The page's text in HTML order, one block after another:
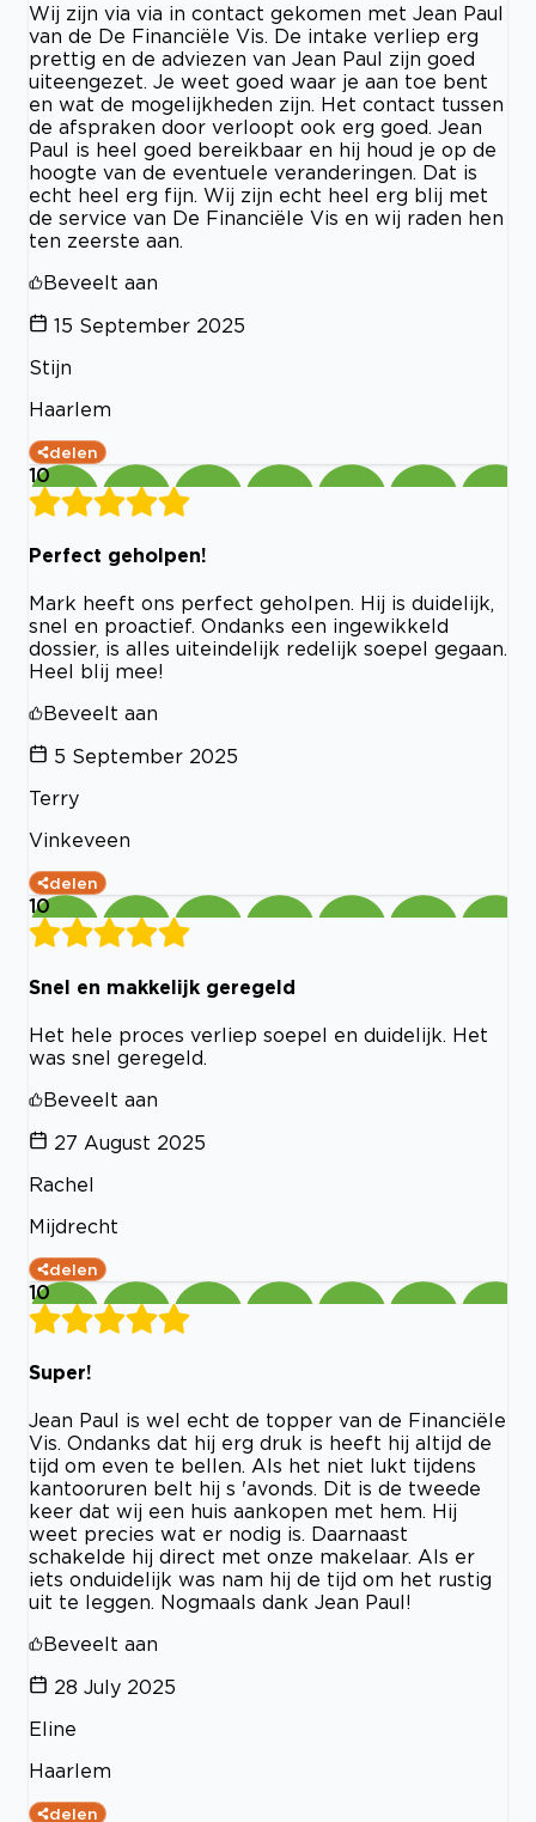
Wij zijn via via in contact gekomen met Jean Paul
van de De Financiële Vis. De intake verliep erg
prettig en de adviezen van Jean Paul zijn goed
uiteengezet. Je weet goed waar je aan toe bent
en wat de mogelijkheden zijn. Het contact tussen
de afspraken door verloopt ook erg goed. Jean
Paul is heel goed bereikbaar en hij houd je op de
hoogte van de eventuele veranderingen. Dat is
echt heel erg fijn. Wij zijn echt heel erg blij met
de service van De Financiële Vis en wij raden hen
ten zeerste aan.
Beveelt aan
15 September 2025
Stijn
Haarlem
delen
10
Perfect geholpen!
Mark heeft ons perfect geholpen. Hij is duidelijk,
snel en proactief. Ondanks een ingewikkeld
dossier, is alles uiteindelijk redelijk soepel gegaan.
Heel blij mee!
Beveelt aan
5 September 2025
Terry
Vinkeveen
delen
10
Snel en makkelijk geregeld
Het hele proces verliep soepel en duidelijk. Het
was snel geregeld.
Beveelt aan
27 August 2025
Rachel
Mijdrecht
delen
10
Super!
Jean Paul is wel echt de topper van de Financiële
Vis. Ondanks dat hij erg druk is heeft hij altijd de
tijd om even te bellen. Als het niet lukt tijdens
kantooruren belt hij s 'avonds. Dit is de tweede
keer dat wij een huis aankopen met hem. Hij
weet precies wat er nodig is. Daarnaast
schakelde hij direct met onze makelaar. Als er
iets onduidelijk was nam hij de tijd om het rustig
uit te leggen. Nogmaals dank Jean Paul!
Beveelt aan
28 July 2025
Eline
Haarlem
delen